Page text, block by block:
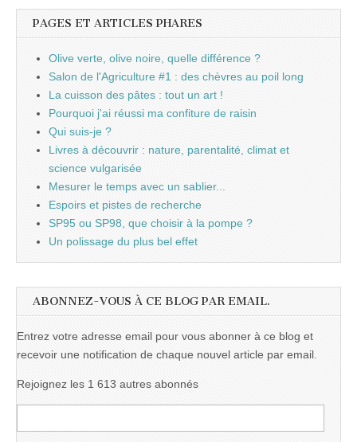
PAGES ET ARTICLES PHARES
Olive verte, olive noire, quelle différence ?
Salon de l'Agriculture #1 : des chèvres au poil long
La cuisson des pâtes : tout un art !
Pourquoi j'ai réussi ma confiture de raisin
Qui suis-je ?
Livres à découvrir : nature, parentalité, climat et
science vulgarisée
Mesurer le temps avec un sablier...
Espoirs et pistes de recherche
SP95 ou SP98, que choisir à la pompe ?
Un polissage du plus bel effet
ABONNEZ-VOUS À CE BLOG PAR EMAIL.
Entrez votre adresse email pour vous abonner à ce blog et
recevoir une notification de chaque nouvel article par email.
Rejoignez les 1 613 autres abonnés
e-